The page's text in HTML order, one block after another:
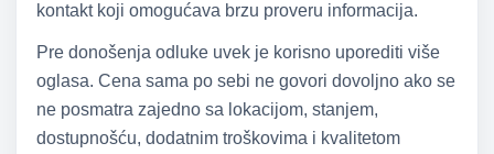
kontakt koji omogućava brzu proveru informacija.
Pre donošenja odluke uvek je korisno uporediti više
oglasa. Cena sama po sebi ne govori dovoljno ako se
ne posmatra zajedno sa lokacijom, stanjem,
dostupnošću, dodatnim troškovima i kvalitetom